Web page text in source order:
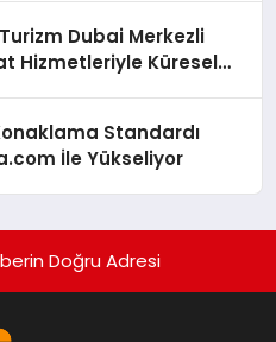
Dubai Merkezli
Hizmetleriyle Küresel
Standardı
İle Yükseliyor
Doğru Adresi